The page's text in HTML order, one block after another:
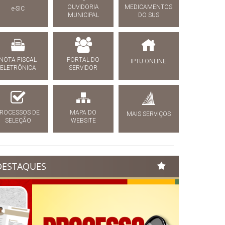
e-SIC
OUVIDORIA
MUNICIPAL
MEDICAMENTOS
DO SUS
FISCAL
ELETRÔNICA
PORTAL DO
SERVIDOR
IPTU ONLINE
DE
SELEÇÃO
MAPA DO
WEBSITE
MAIS SERVIÇOS